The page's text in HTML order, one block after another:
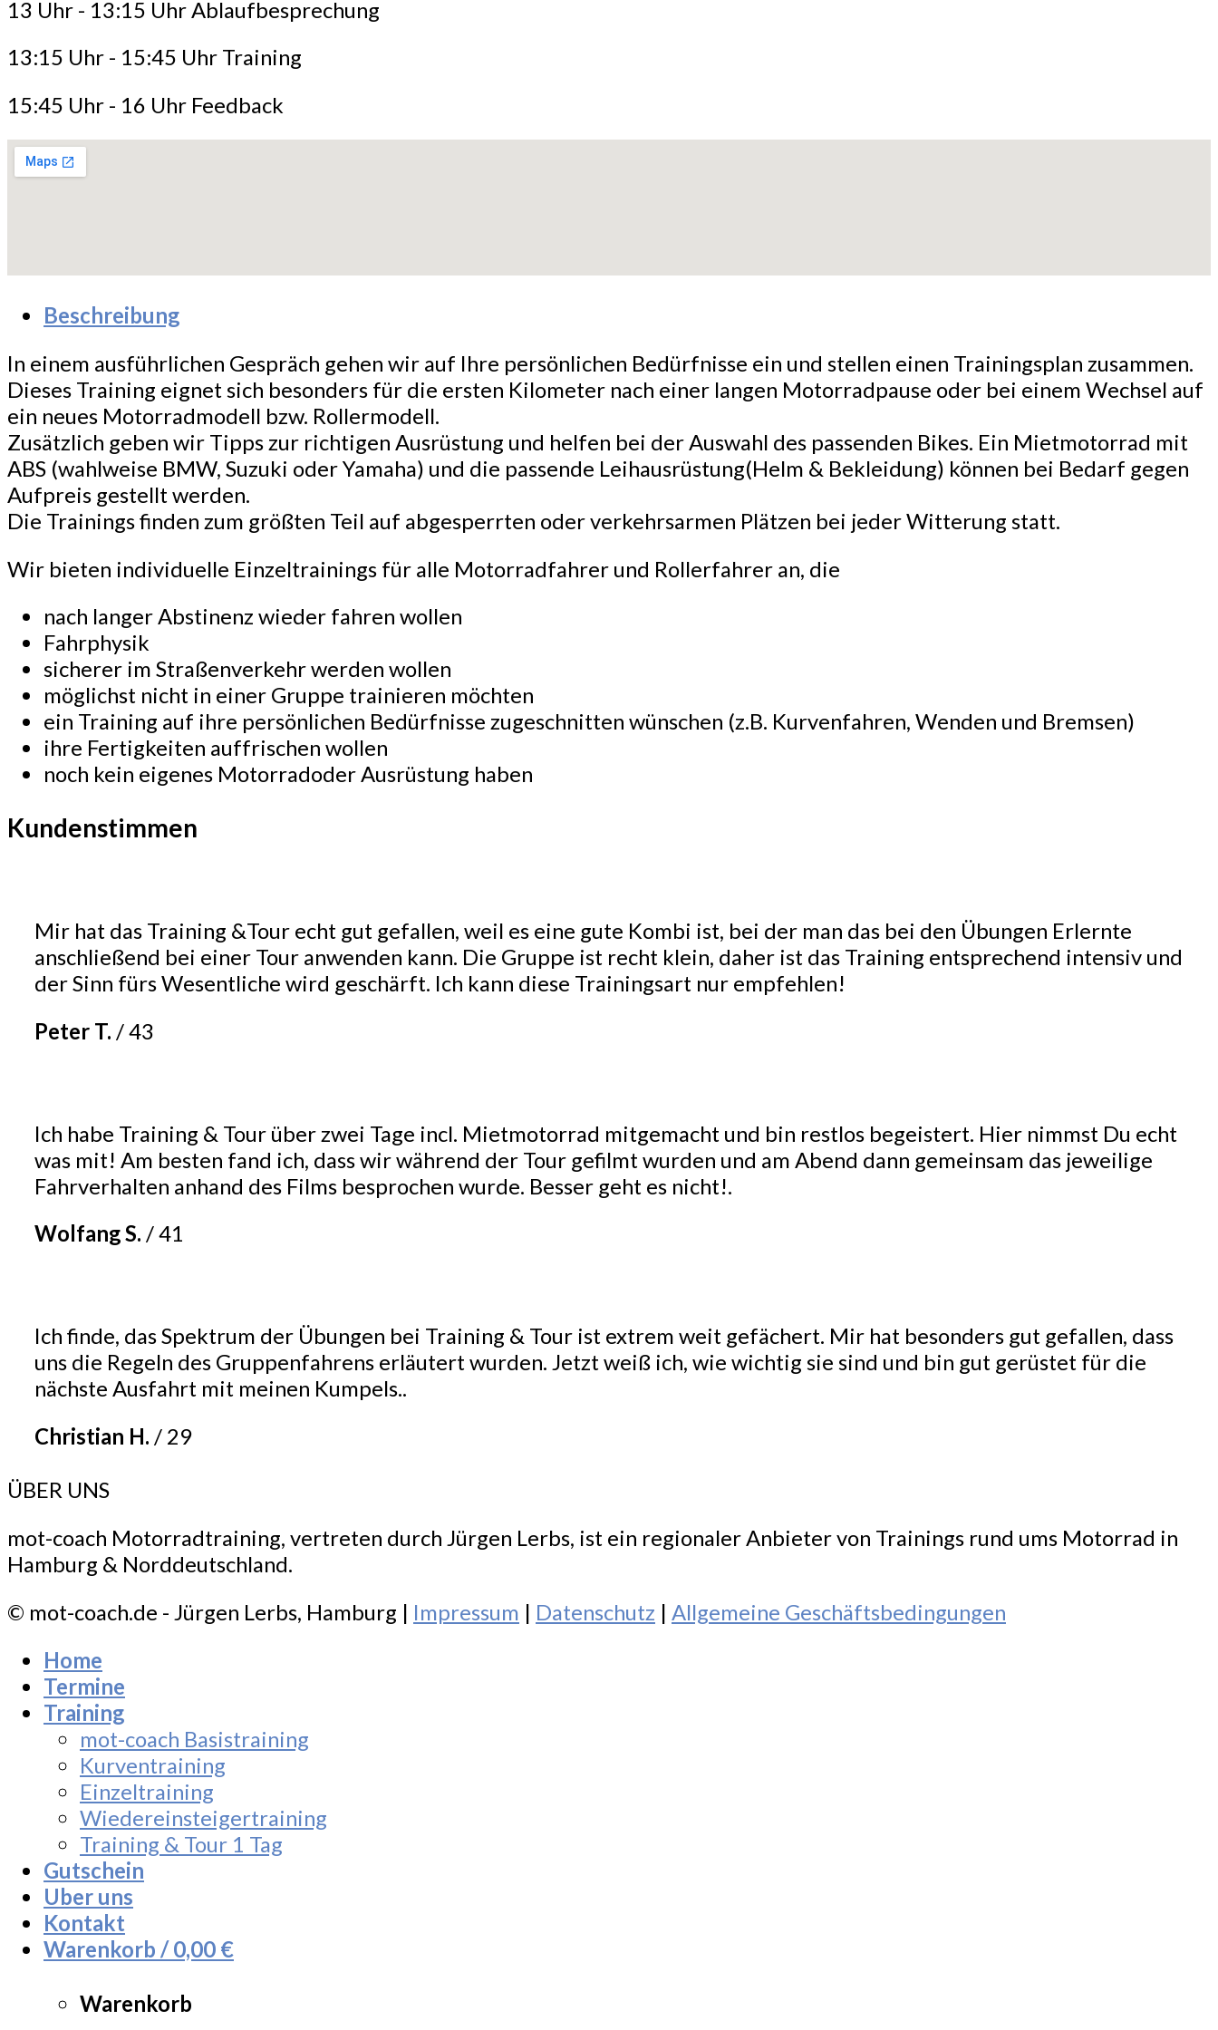
13 Uhr - 13:15 Uhr Ablaufbesprechung
13:15 Uhr - 15:45 Uhr Training
15:45 Uhr - 16 Uhr Feedback
Beschreibung
In einem ausführlichen Gespräch gehen wir auf Ihre persönlichen Bedürfnisse ein und stellen einen Trainingsplan zusammen.
Dieses Training eignet sich besonders für die ersten Kilometer nach einer langen Motorradpause oder bei einem Wechsel auf
ein neues Motorradmodell bzw. Rollermodell.
Zusätzlich geben wir Tipps zur richtigen Ausrüstung und helfen bei der Auswahl des passenden Bikes. Ein Mietmotorrad mit
ABS (wahlweise BMW, Suzuki oder Yamaha) und die passende Leihausrüstung(Helm & Bekleidung) können bei Bedarf gegen
Aufpreis gestellt werden.
Die Trainings finden zum größten Teil auf abgesperrten oder verkehrsarmen Plätzen bei jeder Witterung statt.
Wir bieten individuelle Einzeltrainings für alle Motorradfahrer und Rollerfahrer an, die
nach langer Abstinenz wieder fahren wollen
Fahrphysik
sicherer im Straßenverkehr werden wollen
möglichst nicht in einer Gruppe trainieren möchten
ein Training auf ihre persönlichen Bedürfnisse zugeschnitten wünschen (z.B. Kurvenfahren, Wenden und Bremsen)
ihre Fertigkeiten auffrischen wollen
noch kein eigenes Motorradoder Ausrüstung haben
Kundenstimmen
Mir hat das Training &Tour echt gut gefallen, weil es eine gute Kombi ist, bei der man das bei den Übungen Erlernte
anschließend bei einer Tour anwenden kann. Die Gruppe ist recht klein, daher ist das Training entsprechend intensiv und
der Sinn fürs Wesentliche wird geschärft. Ich kann diese Trainingsart nur empfehlen!
Peter T. /43
Ich habe Training & Tour über zwei Tage incl. Mietmotorrad mitgemacht und bin restlos begeistert. Hier nimmst Du echt
was mit! Am besten fand ich, dass wir während der Tour gefilmt wurden und am Abend dann gemeinsam das jeweilige
Fahrverhalten anhand des Films besprochen wurde. Besser geht es nicht!.
Wolfang S. /41
Ich finde, das Spektrum der Übungen bei Training & Tour ist extrem weit gefächert. Mir hat besonders gut gefallen, dass
uns die Regeln des Gruppenfahrens erläutert wurden. Jetzt weiß ich, wie wichtig sie sind und bin gut gerüstet für die
nächste Ausfahrt mit meinen Kumpels..
Christian H. / 29
ÜBER UNS
mot-coach Motorradtraining, vertreten durch Jürgen Lerbs, ist ein regionaler Anbieter von Trainings rund ums Motorrad in
Hamburg & Norddeutschland.
© mot-coach.de - Jürgen Lerbs, Hamburg | Impressum | Datenschutz | Allgemeine Geschäftsbedingungen
Home
Termine
Training
mot-coach Basistraining
Kurventraining
Einzeltraining
Wiedereinsteigertraining
Training & Tour 1 Tag
Gutschein
Uber uns
Kontakt
Warenkorb /0,00 €
Warenkorb